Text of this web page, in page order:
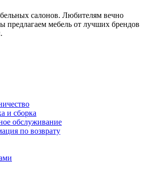
салонов. Любителям вечно
предлагаем мебель от лучших брендов
и сборка
обслуживание
по возврату